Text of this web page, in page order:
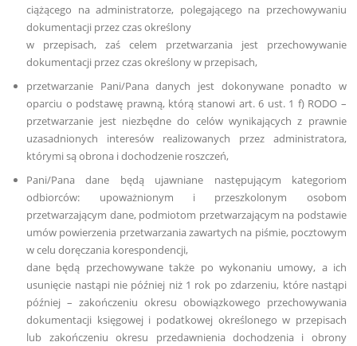
ciążącego na administratorze, polegającego na przechowywaniu
dokumentacji przez czas określony
w przepisach, zaś celem przetwarzania jest przechowywanie
dokumentacji przez czas określony w przepisach,
przetwarzanie Pani/Pana danych jest dokonywane ponadto w
oparciu o podstawę prawną, którą stanowi art. 6 ust. 1 f) RODO –
przetwarzanie jest niezbędne do celów wynikających z prawnie
uzasadnionych interesów realizowanych przez administratora,
którymi są obrona i dochodzenie roszczeń,
Pani/Pana dane będą ujawniane następującym kategoriom
odbiorców: upoważnionym i przeszkolonym osobom
przetwarzającym dane, podmiotom przetwarzającym na podstawie
umów powierzenia przetwarzania zawartych na piśmie, pocztowym
w celu doręczania korespondencji,
dane będą przechowywane także po wykonaniu umowy, a ich
usunięcie nastąpi nie później niż 1 rok po zdarzeniu, które nastąpi
później – zakończeniu okresu obowiązkowego przechowywania
dokumentacji księgowej i podatkowej określonego w przepisach
lub zakończeniu okresu przedawnienia dochodzenia i obrony